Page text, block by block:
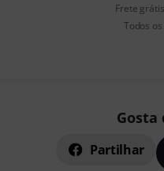
Frete
Todos
Gosta
Partilhar